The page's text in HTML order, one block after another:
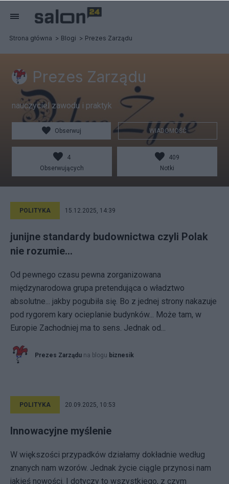
Strona główna Blogi Prezes Zarządu
Prezes Zarządu
nauczyciel zawodu i praktyk
Obserwuj WIADOMOŚĆ
4
Obserwujących
409
Notki
POLITYKA 15.12.2025, 14:39
junijne standardy budownictwa czyli Polak
nie rozumie...
Od pewnego czasu pewna zorganizowana
międzynarodowa grupa pretendująca o władztwo
absolutne... jakby pogubiła się. Bo z jednej strony nakazuje
pod rygorem kary ocieplanie budynków... Może tam, w
Europie Zachodniej ma to sens. Jednak od...
Prezes Zarządu na blogu biznesik
POLITYKA 20.09.2025, 10:53
Innowacyjne myślenie
W większości przypadków działamy dokładnie według
znanych nam wzorów. Jednak życie ciągle przynosi nam
jakieś nowości. I dotyczy to wszystkiego, z czym